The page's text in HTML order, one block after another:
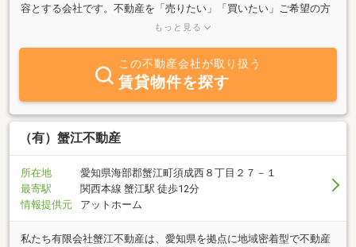
容とする会社です。不動産を「売りたい」「買いたい」ご希望の方
はお気軽にご相談ください。また不動産に関するご質問等も、全力
もっと見る
この不動産会社が取り扱う
賃貸物件を探す
（有）蟹江不動産
所在地
愛知県海部郡蟹江町須成西８丁目２７－１
最寄駅
関西本線 蟹江駅 徒歩12分
情報提供元
アットホーム
私たち有限会社蟹江不動産は、愛知県を拠点に地域密着型で不動産